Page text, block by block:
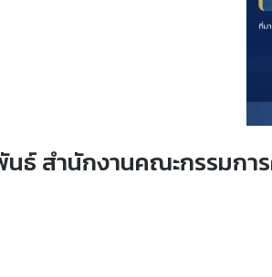
นธ์ สำนักงานคณะกรรมก